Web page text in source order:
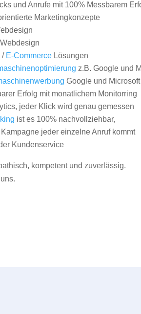
und Anrufe mit 100% Messbarem
Marketingkonzepte
/ E-CommerceLösungen
z.B. Google und
Google und
Erfolg mit monatlichem Monitorring
jeder Klick wird genau gemessen
ist es 100% nachvollziehbar,
jeder einzelne Anruf kommt
Kundenservice
kompetent und zuverlässig.